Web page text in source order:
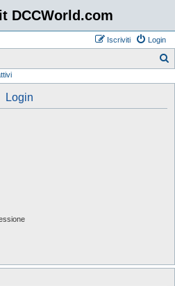
DCCWorld.com
Login
Iscriviti
Login